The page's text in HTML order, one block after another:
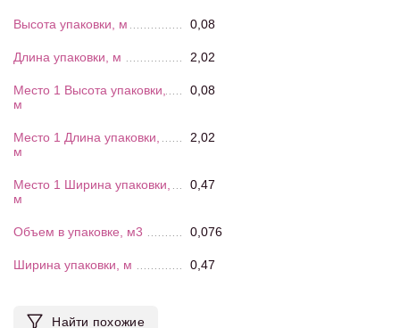
Высота упаковки, м 0,08
Длина упаковки, м 2,02
Место 1 Высота упаковки,
м
0,08
Место 1 Длина упаковки,
м
2,02
Место 1 Ширина упаковки,
м
0,47
Объем в упаковке, м3 0,076
Ширина упаковки, м 0,47
Найти похожие